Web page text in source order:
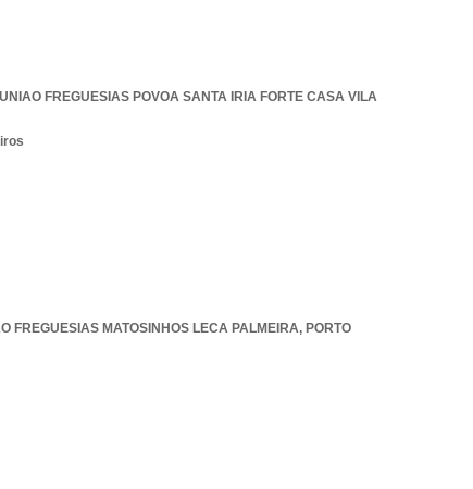
UNIAO FREGUESIAS POVOA SANTA IRIA FORTE CASA VILA
FREGUESIAS MATOSINHOS LECA PALMEIRA, PORTO